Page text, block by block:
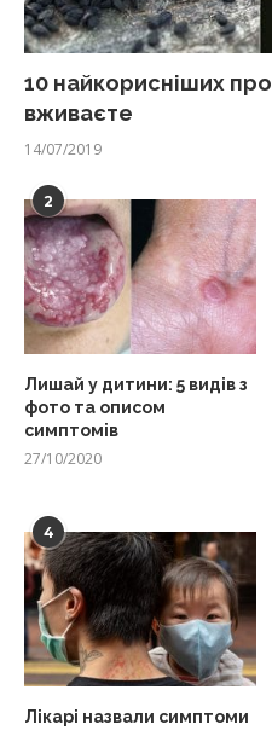
10 найкорисніших
вживаєте
14/07/2019
2
Лишай у дитини: 5 видів з
фото та описом
симптомів
27/10/2020
4
Лікарі назвали симптоми